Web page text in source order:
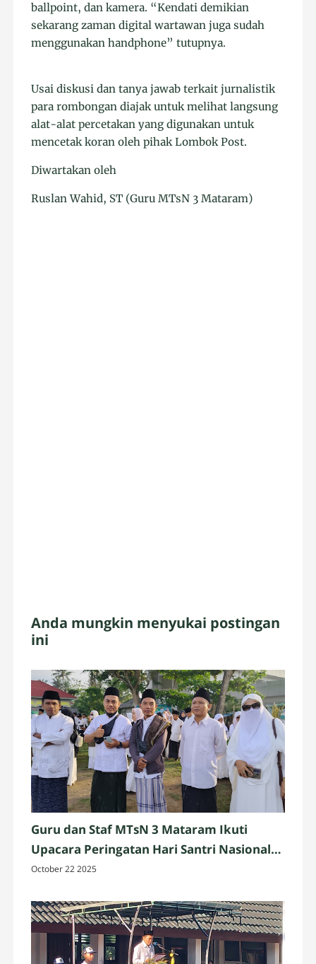
ballpoint, dan kamera. “Kendati demikian
sekarang zaman digital wartawan juga sudah
menggunakan handphone” tutupnya.
Usai diskusi dan tanya jawab terkait jurnalistik
para rombongan diajak untuk melihat langsung
alat-alat percetakan yang digunakan untuk
mencetak koran oleh pihak Lombok Post.
Diwartakan oleh
Ruslan Wahid, ST (Guru MTsN 3 Mataram)
Anda mungkin menyukai postingan
ini
Guru dan Staf MTsN 3 Mataram Ikuti
Upacara Peringatan Hari Santri Nasional
2025 di Penujak, Lombok Tengah
October 22 2025